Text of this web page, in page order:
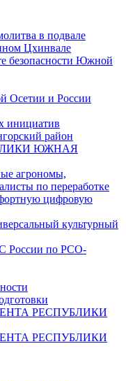
в подвале
Цхинвале
безопасности Южной
Осетии и России
инициатив
район
ЮЖНАЯ
агрономы,
по переработке
цифровую
культурный
России по РСО-
РЕСПУБЛИКИ
РЕСПУБЛИКИ